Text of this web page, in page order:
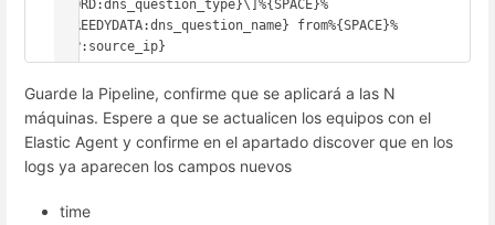
{WORD:dns_question_type}\]%{SPACE}%
{GREEDYDATA:dns_question_name} from%{SPACE}%
Guarde la Pipeline, confirme que se aplicará a las N
máquinas. Espere a que se actualicen los equipos con el
Elastic Agent y confirme en el apartado discover que en los
logs ya aparecen los campos nuevos
time